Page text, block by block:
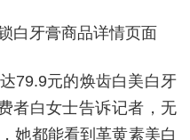
白牙膏商品详情页面
79.9元的焕齿白美白牙
者白女士告诉记者，无
她都能看到革黄素美白